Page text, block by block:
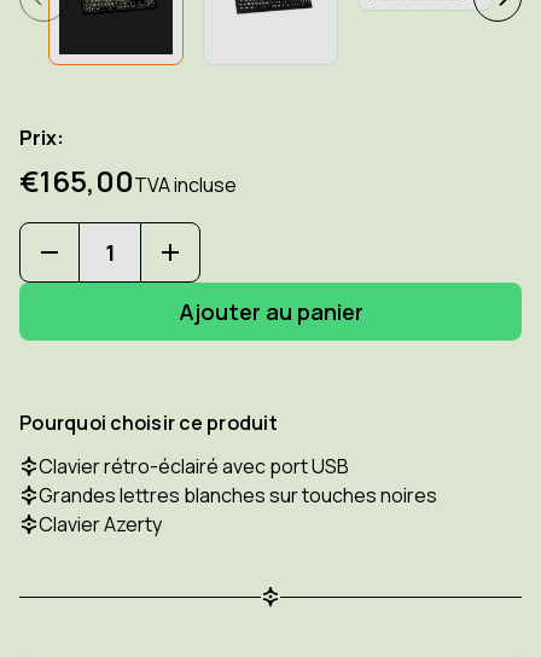
Prix:
€165,00TVA incluse
Diminuer
la
LOGICKEYBOARD
2
Clavier
avec
lettres
blanches
sur
Augmenter
la
quantité
pour
LOGICKEYBOARD
2
Clavier
avec
lettres
blanches
rétroéclairées
Pourquoi choisir ce produit
Clavier rétro-éclairé avec port USB
Grandes lettres blanches sur touches noires
Clavier Azerty